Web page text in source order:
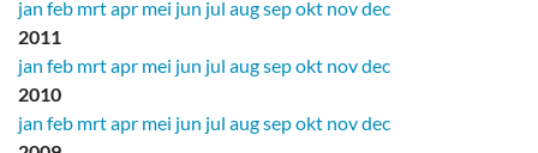
jan feb mrtapr mei jun jul augsepokt novdec
2011
jan feb mrtapr mei jun jul augsepokt novdec
2010
jan feb mrtapr mei jun jul augsepokt novdec